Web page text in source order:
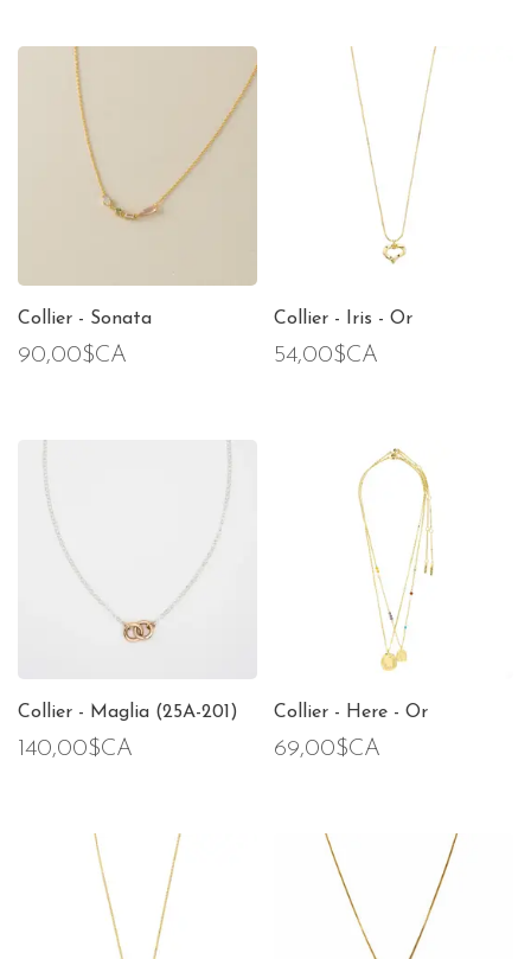
Collier - Sonata
90,00$CA
Collier - Iris - Or
54,00$CA
Collier - Maglia (25A-201)
140,00$CA
Collier - Here - Or
69,00$CA